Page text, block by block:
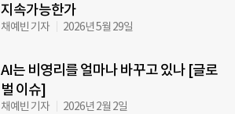
지속가능한가
채예빈 기자 2026년 5월 29일
AI는 비영리를 얼마나 바꾸고 있나 [글로
벌 이슈]
채예빈 기자 2026년 2월 2일